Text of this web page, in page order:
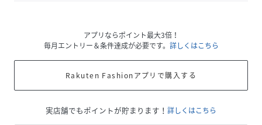
アプリならポイント最大3倍！
毎月エントリー＆条件達成が必要です。 詳しくはこちら
Rakuten Fashionアプリで購入する
実店舗でもポイントが貯まります！ 詳しくはこちら